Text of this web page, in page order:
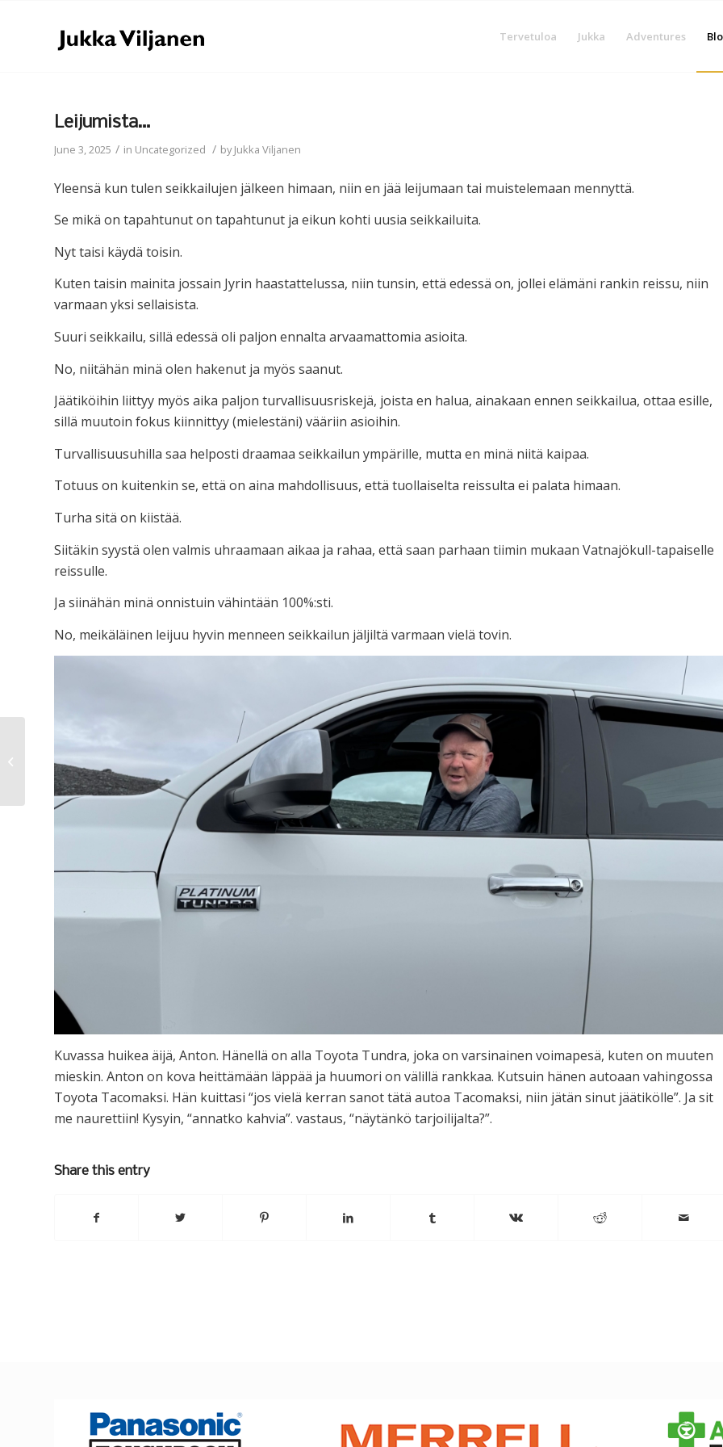
Tervetuloa Jukka Adventures
Leijumista…
June 3, 2025 / in Uncategorized / byJukka Viljanen
Yleensä kun tulen seikkailujen jälkeen himaan, niin en jää leijumaan tai muistelemaan mennyttä.
Se mikä on tapahtunut on tapahtunut ja eikun kohti uusia seikkailuita.
Nyt taisi käydä toisin.
Kuten taisin mainita jossain Jyrin haastattelussa, niin tunsin, että edessä on, jollei elämäni rankin reissu, niin
varmaan yksi sellaisista.
Suuri seikkailu, sillä edessä oli paljon ennalta arvaamattomia asioita.
No, niitähän minä olen hakenut ja myös saanut.
Jäätiköihin liittyy myös aika paljon turvallisuusriskejä, joista en halua, ainakaan ennen seikkailua, ottaa esille,
sillä muutoin fokus kiinnittyy (mielestäni) vääriin asioihin.
Turvallisuusuhilla saa helposti draamaa seikkailun ympärille, mutta en minä niitä kaipaa.
Totuus on kuitenkin se, että on aina mahdollisuus, että tuollaiselta reissulta ei palata himaan.
Turha sitä on kiistää.
Siitäkin syystä olen valmis uhraamaan aikaa ja rahaa, että saan parhaan tiimin mukaan Vatnajökull-tapaiselle
reissulle.
Ja siinähän minä onnistuin vähintään 100%:sti.
No, meikäläinen leijuu hyvin menneen seikkailun jäljiltä varmaan vielä tovin.
Kuvassa huikea äijä, Anton. Hänellä on alla Toyota Tundra, joka on varsinainen voimapesä, kuten on muuten
mieskin. Anton on kova heittämään läppää ja huumori on välillä rankkaa. Kutsuin hänen autoaan vahingossa
Toyota Tacomaksi. Hän kuittasi “jos vielä kerran sanot tätä autoa Tacomaksi, niin jätän sinut jäätikölle”. Ja sit
me naurettiin! Kysyin, “annatko kahvia”. vastaus, “näytänkö tarjoilijalta?”.
Share this entry
Sää jäätiköllä